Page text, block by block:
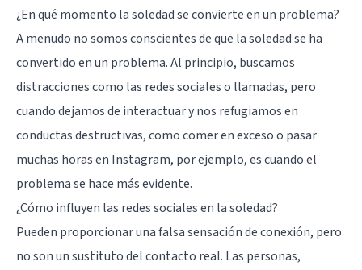
¿En qué momento la soledad se convierte en un problema?
A menudo no somos conscientes de que la soledad se ha
convertido en un problema. Al principio, buscamos
distracciones como las redes sociales o llamadas, pero
cuando dejamos de interactuar y nos refugiamos en
conductas destructivas, como comer en exceso o pasar
muchas horas en Instagram, por ejemplo, es cuando el
problema se hace más evidente.
¿Cómo influyen las redes sociales en la soledad?
Pueden proporcionar una falsa sensación de conexión, pero
no son un sustituto del contacto real. Las personas,